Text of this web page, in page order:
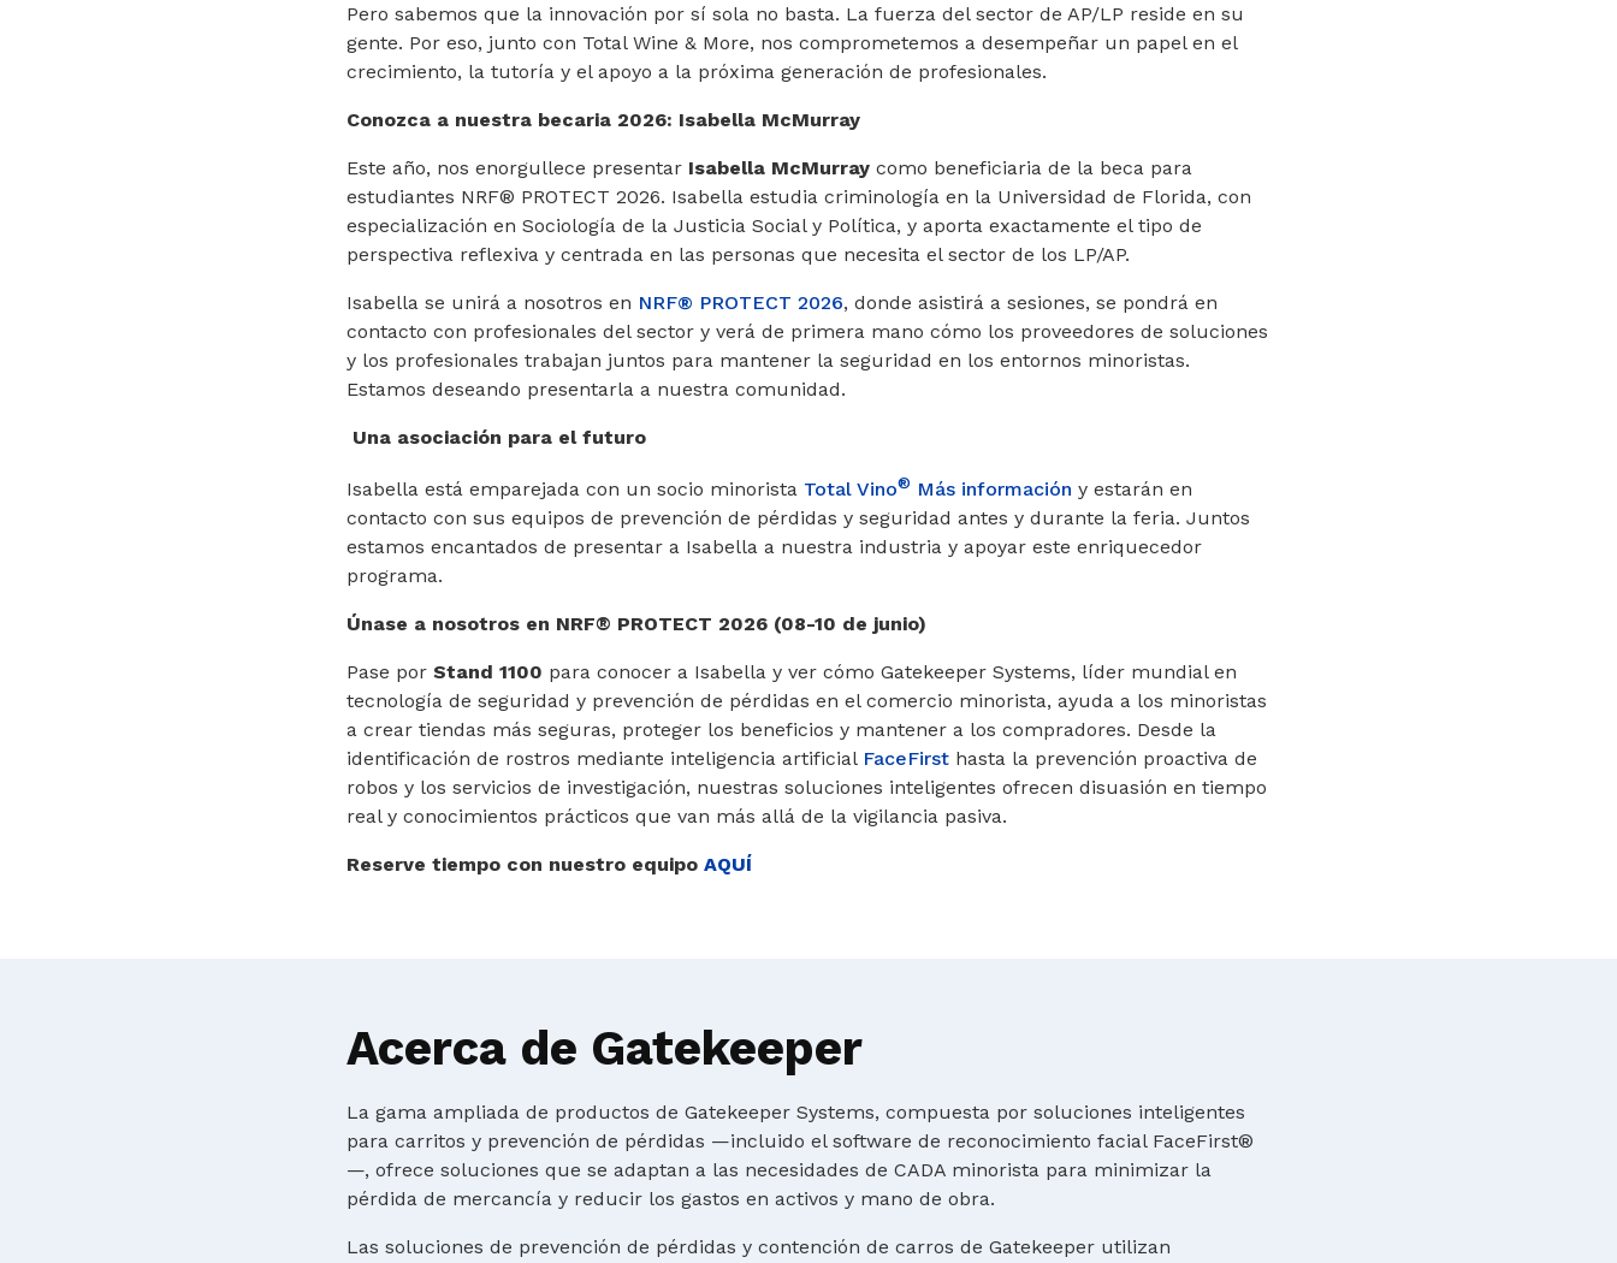
Pero sabemos que la innovación por sí sola no basta. La fuerza del sector de AP/LP reside en su
gente. Por eso, junto con Total Wine & More, nos comprometemos a desempeñar un papel en el
crecimiento, la tutoría y el apoyo a la próxima generación de profesionales.
Conozca a nuestra becaria 2026: Isabella McMurray
Este año, nos enorgullece presentar Isabella McMurray como beneficiaria de la beca para
estudiantes NRF® PROTECT 2026. Isabella estudia criminología en la Universidad de Florida, con
especialización en Sociología de la Justicia Social y Política, y aporta exactamente el tipo de
perspectiva reflexiva y centrada en las personas que necesita el sector de los LP/AP.
Isabella se unirá a nosotros en NRF® PROTECT 2026, donde asistirá a sesiones, se pondrá en
contacto con profesionales del sector y verá de primera mano cómo los proveedores de soluciones
y los profesionales trabajan juntos para mantener la seguridad en los entornos minoristas.
Estamos deseando presentarla a nuestra comunidad.
Una asociación para el futuro
Isabella está emparejada con un socio minorista Total Vino® Más información y estarán en
contacto con sus equipos de prevención de pérdidas y seguridad antes y durante la feria. Juntos
estamos encantados de presentar a Isabella a nuestra industria y apoyar este enriquecedor
programa.
Únase a nosotros en NRF® PROTECT 2026 (08-10 de junio)
Pase por Stand 1100 para conocer a Isabella y ver cómo Gatekeeper Systems, líder mundial en
tecnología de seguridad y prevención de pérdidas en el comercio minorista, ayuda a los minoristas
a crear tiendas más seguras, proteger los beneficios y mantener a los compradores. Desde la
identificación de rostros mediante inteligencia artificial FaceFirst hasta la prevención proactiva de
robos y los servicios de investigación, nuestras soluciones inteligentes ofrecen disuasión en tiempo
real y conocimientos prácticos que van más allá de la vigilancia pasiva.
Reserve tiempo con nuestro equipo AQUÍ
Acerca de Gatekeeper
La gama ampliada de productos de Gatekeeper Systems, compuesta por soluciones inteligentes
para carritos y prevención de pérdidas —incluido el software de reconocimiento facial FaceFirst®
—, ofrece soluciones que se adaptan a las necesidades de CADA minorista para minimizar la
pérdida de mercancía y reducir los gastos en activos y mano de obra.
Las soluciones de prevención de pérdidas y contención de carros de Gatekeeper utilizan